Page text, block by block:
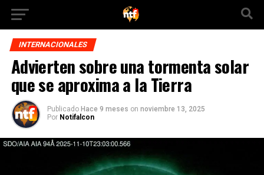
INTERNACIONALES
Advierten sobre una tormenta solar
que se aproxima a la Tierra
Publicado Hace 9 meses on noviembre 13, 2025
Por Notifalcon